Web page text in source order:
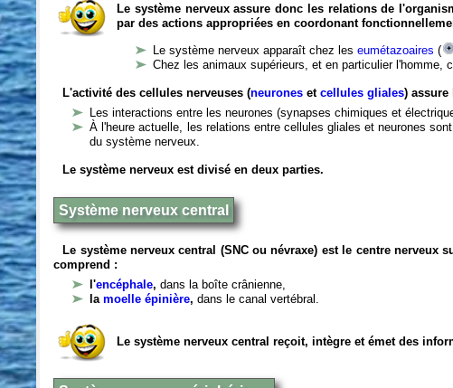
Le système nerveux assure donc les relations de
par des actions appropriées en coordonant
Le système nerveux apparaît chez leseumétazoaires (
Chez les animaux supérieurs, et en particulier l'homme,
L'activité des cellules nerveuses (neurones etcellules gliales) assure
Les interactions entre les neurones (synapses chimiques et
À l'heure actuelle, les relations entre cellules gliales et neurones
du système nerveux.
Le système nerveux est divisé en deux parties.
Système nerveux central
Le système nerveux central (SNC ou névraxe) est le centre
comprend :
l'encéphale,dans la boîte crânienne,
lamoelle épinière,dans le canal vertébral.
Le système nerveux central reçoit, intègre et émet des